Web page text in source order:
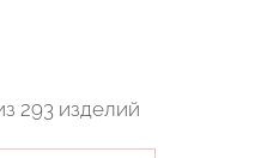
293 изделий